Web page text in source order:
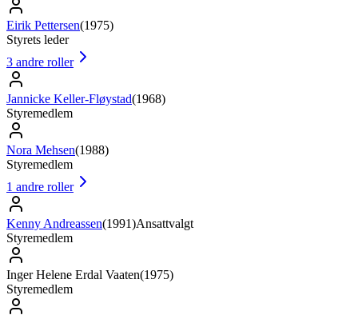
Eirik Pettersen(1975)
Styrets leder
3 andre roller
Jannicke Keller-Fløystad(1968)
Styremedlem
Nora Mehsen(1988)
Styremedlem
1 andre roller
Kenny Andreassen(1991)Ansattvalgt
Styremedlem
Inger Helene Erdal Vaaten(1975)
Styremedlem